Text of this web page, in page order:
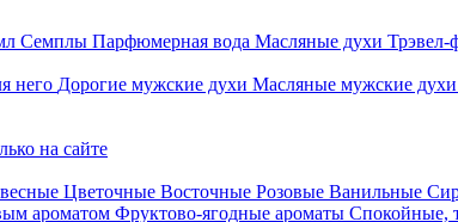
Семплы Парфюмерная вода Масляные духи Трэвел-
него Дорогие мужские духи Масляные мужские духи
на сайте
Цветочные Восточные Розовые Ванильные
ароматом Фруктово-ягодные ароматы Спокойные,